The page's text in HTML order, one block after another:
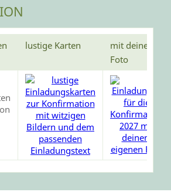
lustige Karten
mit deinem
Foto